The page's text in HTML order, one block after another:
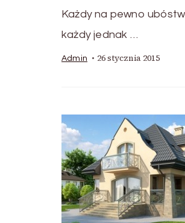
Każdy na pewno
każdy jednak …
Admin 26 stycznia 2015